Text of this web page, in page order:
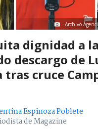
Archivo
dignidad a
descargo de
tras cruce
Espinoza Poblete
de Magazine